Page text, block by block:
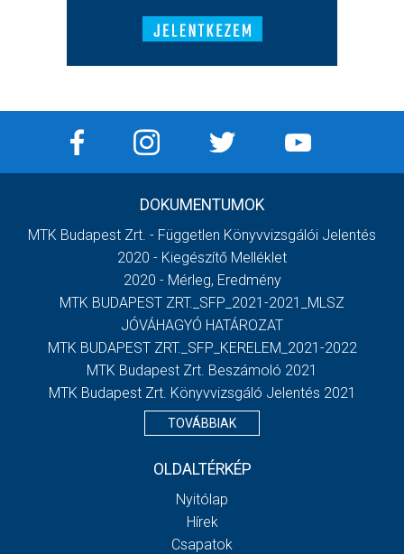
DOKUMENTUMOK
MTK Budapest Zrt. - Független Könyvvizsgálói Jelentés
2020 - Kiegészítő Melléklet
2020 - Mérleg, Eredmény
MTK BUDAPEST ZRT._SFP_2021-2021_MLSZ
JÓVÁHAGYÓ HATÁROZAT
MTK BUDAPEST ZRT._SFP_KERELEM_2021-2022
MTK Budapest Zrt. Beszámoló 2021
MTK Budapest Zrt. Könyvvizsgáló Jelentés 2021
TOVÁBBIAK
OLDALTÉRKÉP
Nyitólap
Hírek
Csapatok